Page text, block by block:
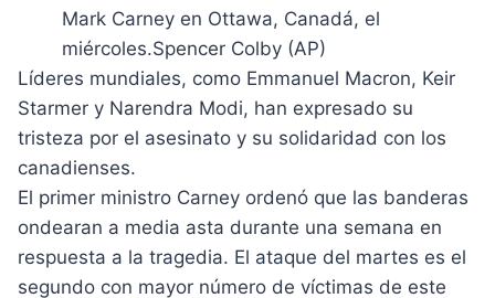
Mark Carney en Ottawa, Canadá, el
miércoles.Spencer Colby (AP)
Líderes mundiales, como Emmanuel Macron, Keir
Starmer y Narendra Modi, han expresado su
tristeza por el asesinato y su solidaridad con los
canadienses.
El primer ministro Carney ordenó que las banderas
ondearan a media asta durante una semana en
respuesta a la tragedia. El ataque del martes es el
segundo con mayor número de víctimas de este